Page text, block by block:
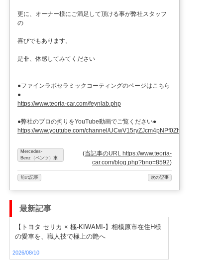
更に、オーナー様にご満足して頂ける事が弊社スタッフ
の
喜びでもあります。
是非、体感してみてください
●ファインラボセラミックコーティングのページはこちら
●
https://www.teoria-car.com/feynlab.php
●弊社のプロの拘りをYouTube動画でご覧ください●
https://www.youtube.com/channel/UCwV15ryZJcm4pNPf0ZhXu9g
Mercedes-
Benz（ベンツ）車
(当記事のURL https://www.teoria-
car.com/blog.php?bno=8592)
前の記事 次の記事
最新記事
【トヨタ セリカ × 極-KIWAMI-】相模原市在住H様
の愛車を、職人技で極上の艶へ
2026/08/10